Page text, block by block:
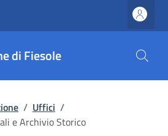
di Fiesole
/ Uffici /
e Archivio Storico